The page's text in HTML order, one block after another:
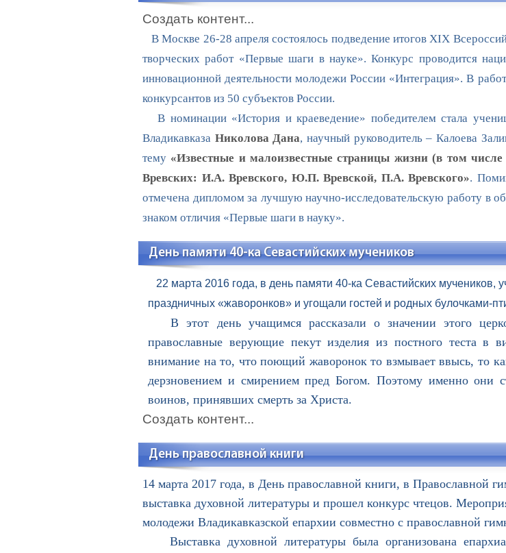
Создать контент...
В Москве 26-28 апреля состоялось подведение итогов XIX
творческих работ «Первые шаги в науке». Конкурс проводится
инновационной деятельности молодежи России «Интеграция». В
конкурсантов из 50 субъектов России.
В номинации «История и краеведение» победителем стала
Владикавказа Николова Дана, научный руководитель – Калоева
тему «Известные и малоизвестные страницы жизни (в том
Вревских: И.А. Вревского, Ю.П. Вревской, П.А. Вревского».
отмечена дипломом за лучшую научно-исследовательскую работу в
знаком отличия «Первые шаги в науку».
День памяти 40-ка Севастийских мучеников
22 марта 2016 года, в день памяти 40-ка Севастийских мучеников,
праздничных «жаворонков» и угощали гостей и родных булочками-
В этот день учащимся рассказали о значении этого
православные верующие пекут изделия из постного теста в
внимание на то, что поющий жаворонок то взмывает ввысь, то
дерзновением и смирением пред Богом. Поэтому именно они
воинов, принявших смерть за Христа.
Создать контент...
День православной книги
14 марта 2017 года, в День православной книги, в Православной
выставка духовной литературы и прошел конкурс чтецов.
молодежи Владикавказской епархии совместно с православной
Выставка духовной литературы была организована